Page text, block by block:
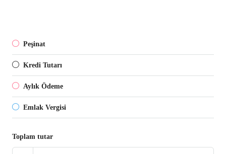
Peşinat
Kredi Tutarı
Aylık Ödeme
Emlak Vergisi
Toplam tutar